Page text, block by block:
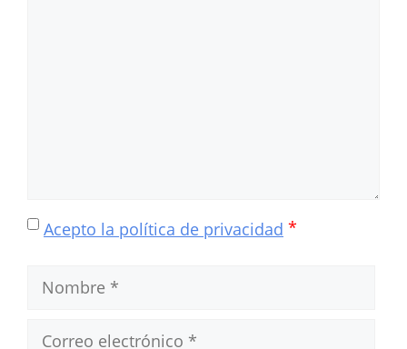
Acepto la política de privacidad *
Nombre
Correo